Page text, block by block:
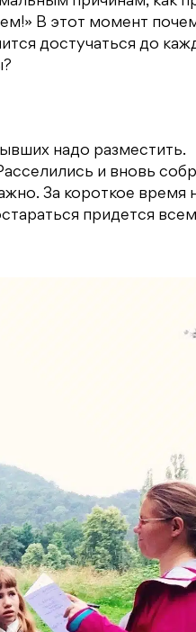
В этот момент
достучаться до
надо разместить.
и вновь
За короткое время
придется